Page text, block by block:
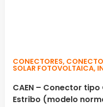
CONECTORES,
SOLAR FOTOVOLTAICA,
CAEN – Conector
Estribo (modelo